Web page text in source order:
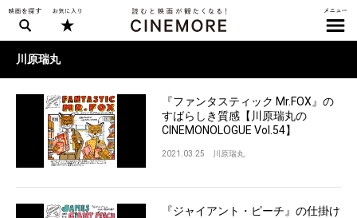
川原瑞丸
『ファンタスティック Mr.FOX』の
すばらしき質感【川原瑞丸の
CINEMONOLOGUE Vol.54】
2021.03.25 川原瑞丸
『ジャイアント・ピーチ』の仕掛け